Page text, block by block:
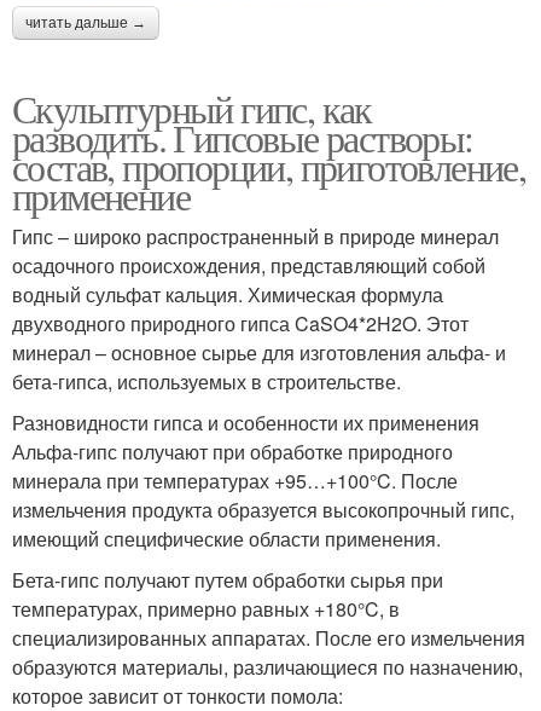
читать дальше →
Скульптурный гипс, как
разводить. Гипсовые растворы:
состав, пропорции, приготовление,
применение
Гипс – широко распространенный в природе минерал
осадочного происхождения, представляющий собой
водный сульфат кальция. Химическая формула
двухводного природного гипса CaSO4*2H2O. Этот
минерал – основное сырье для изготовления альфа- и
бета-гипса, используемых в строительстве.
Разновидности гипса и особенности их применения
Альфа-гипс получают при обработке природного
минерала при температурах +95…+100°C. После
измельчения продукта образуется высокопрочный гипс,
имеющий специфические области применения.
Бета-гипс получают путем обработки сырья при
температурах, примерно равных +180°C, в
специализированных аппаратах. После его измельчения
образуются материалы, различающиеся по назначению,
которое зависит от тонкости помола: